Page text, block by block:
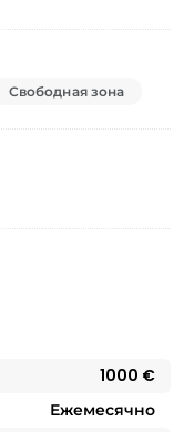
Свободная зона
1000 €
Ежемесячно